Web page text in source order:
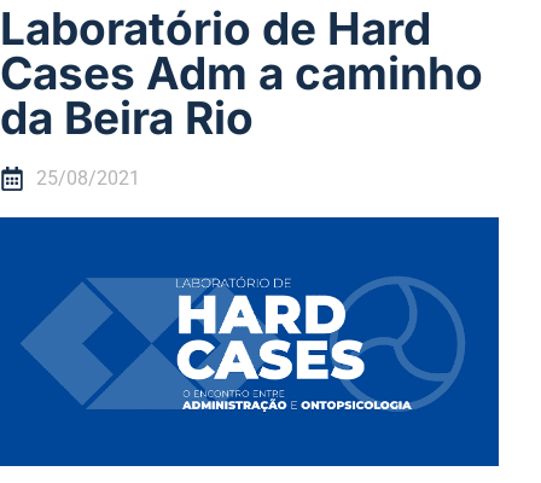
Laboratório de Hard
Cases Adm a caminho
da Beira Rio
25/08/2021